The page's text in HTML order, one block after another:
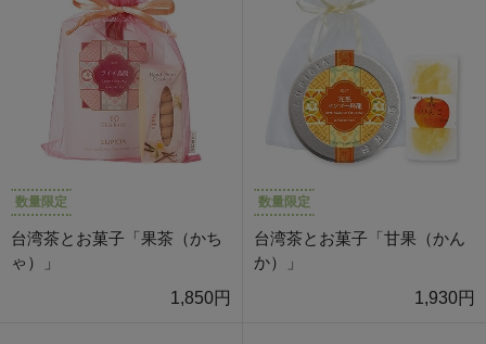
数量限定
台湾茶とお菓子「果茶（かち
ゃ）」
1,850円
数量限定
台湾茶とお菓子「甘果（かん
か）」
1,930円